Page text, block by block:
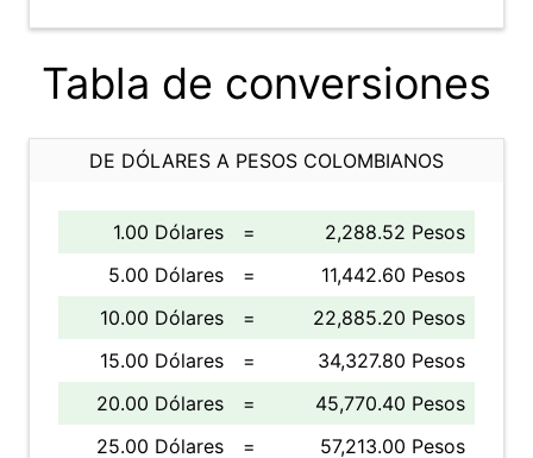
Tabla de conversiones
DE DÓLARES A PESOS COLOMBIANOS
1.00 Dólares =
2,288.52 Pesos
5.00 Dólares
=
11,442.60 Pesos
10.00 Dólares
=
22,885.20 Pesos
15.00 Dólares
=
34,327.80 Pesos
20.00 Dólares
=
45,770.40 Pesos
25.00 Dólares
=
57,213.00 Pesos